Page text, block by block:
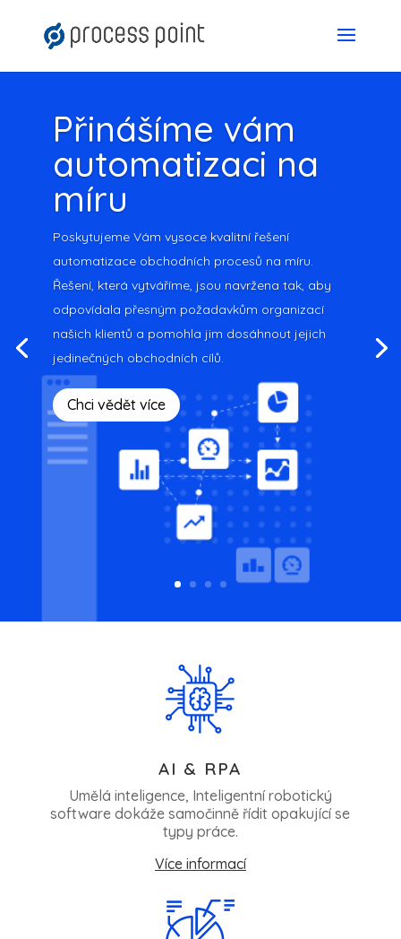
Přinášíme vám
automatizaci na
míru
Poskytujeme Vám vysoce kvalitní řešení
automatizace obchodních procesů na míru.
Řešení, která vytváříme, jsou navržena tak, aby
odpovídala přesným požadavkům organizací
našich klientů a pomohla jim dosáhnout jejich
jedinečných obchodních cílů.
Chci vědět více
AI & RPA
Umělá inteligence, Inteligentní robotický
software dokáže samočinně řídit opakující se
typy práce.
Více informací